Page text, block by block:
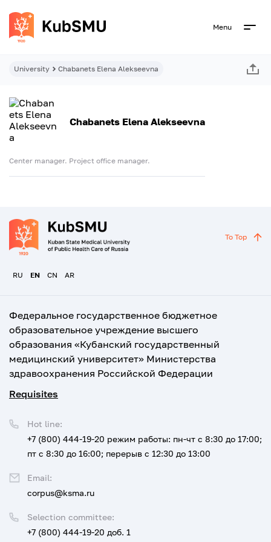
Menu
University Chabanets Elena Alekseevna
Chabanets Elena Alekseevna
Center manager. Project office manager.
RU EN CN AR
To Top
Федеральное государственное бюджетное
образовательное учреждение высшего
образования «Кубанский государственный
медицинский университет» Министерства
здравоохранения Российской Федерации
Requisites
Selection committee:
+7 (800) 444-19-20 доб. 1
Hot line:
+7 (800) 444-19-20 режим работы: пн-чт с 8:30 до 17:00;
пт с 8:30 до 16:00; перерыв с 12:30 до 13:00
Email:
corpus@ksma.ru